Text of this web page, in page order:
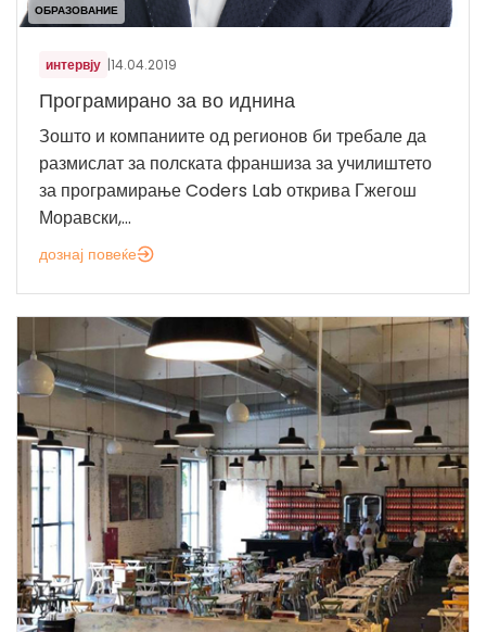
ОБРАЗОВАНИЕ
интервју |14.04.2019
Програмирано за во иднина
Зошто и компаниите од регионов би требале да
размислат за полската франшиза за училиштето
за програмирање Coders Lab открива Гжегош
Моравски,...
дознај повеќе